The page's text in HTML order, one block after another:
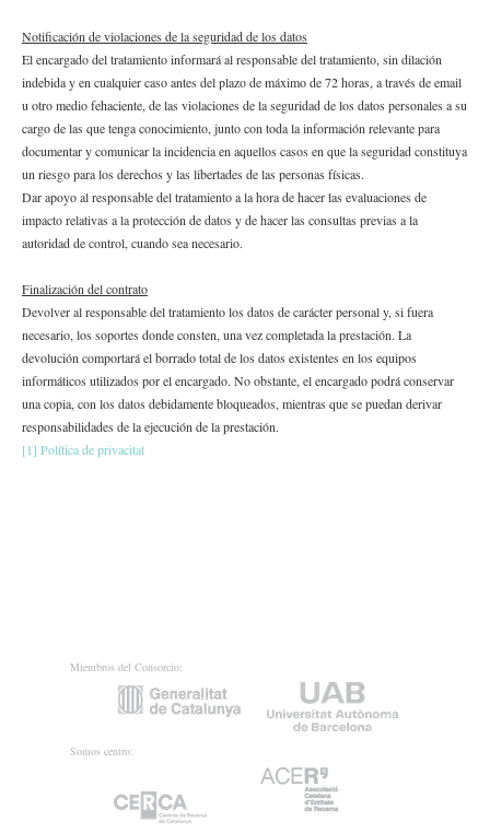
Notificación de violaciones de la seguridad de los datos
El encargado del tratamiento informará al responsable del tratamiento, sin dilación
indebida y en cualquier caso antes del plazo de máximo de 72 horas, a través de email
u otro medio fehaciente, de las violaciones de la seguridad de los datos personales a su
cargo de las que tenga conocimiento, junto con toda la información relevante para
documentar y comunicar la incidencia en aquellos casos en que la seguridad constituya
un riesgo para los derechos y las libertades de las personas físicas.
Dar apoyo al responsable del tratamiento a la hora de hacer las evaluaciones de
impacto relativas a la protección de datos y de hacer las consultas previas a la
autoridad de control, cuando sea necesario.
Finalización del contrato
Devolver al responsable del tratamiento los datos de carácter personal y, si fuera
necesario, los soportes donde consten, una vez completada la prestación. La
devolución comportará el borrado total de los datos existentes en los equipos
informáticos utilizados por el encargado. No obstante, el encargado podrá conservar
una copia, con los datos debidamente bloqueados, mientras que se puedan derivar
responsabilidades de la ejecución de la prestación.
[1] Política de privacitat
Miembros del Consorcio:
Somos centro: